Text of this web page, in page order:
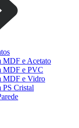
MDF e Acetato
MDF e PVC
MDF e Vidro
PS Cristal